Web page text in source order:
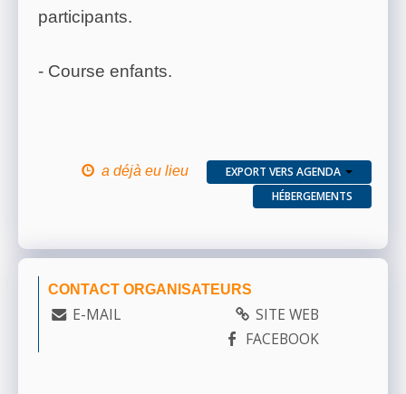
participants.
- Course enfants.
a déjà eu lieu
EXPORT VERS AGENDA
HÉBERGEMENTS
CONTACT ORGANISATEURS
E-MAIL
SITE WEB
FACEBOOK